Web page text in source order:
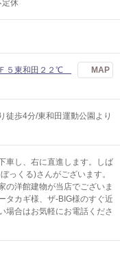
休
５東和田２２℃
MAP
徒歩4分/東和田運動公園より
車し、右に直進します。しば
っくる)さんがございます。
の洋館建物が当店でございま
タカギ様、ザ-BIG様のすぐ近
場合はお気軽にお電話くださ